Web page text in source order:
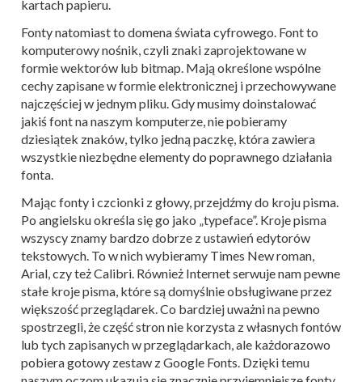
kartach papieru.
Fonty natomiast to domena świata cyfrowego. Font to
komputerowy nośnik, czyli znaki zaprojektowane w
formie wektorów lub bitmap. Mają określone wspólne
cechy zapisane w formie elektronicznej i przechowywane
najczęściej w jednym pliku. Gdy musimy doinstalować
jakiś font na naszym komputerze, nie pobieramy
dziesiątek znaków, tylko jedną paczkę, która zawiera
wszystkie niezbędne elementy do poprawnego działania
fonta.
Mając fonty i czcionki z głowy, przejdźmy do kroju pisma.
Po angielsku określa się go jako „typeface”. Kroje pisma
wszyscy znamy bardzo dobrze z ustawień edytorów
tekstowych. To w nich wybieramy Times New roman,
Arial, czy też Calibri. Również Internet serwuje nam pewne
stałe kroje pisma, które są domyślnie obsługiwane przez
większość przeglądarek. Co bardziej uważni na pewno
spostrzegli, że część stron nie korzysta z własnych fontów
lub tych zapisanych w przeglądarkach, ale każdorazowo
pobiera gotowy zestaw z Google Fonts. Dzięki temu